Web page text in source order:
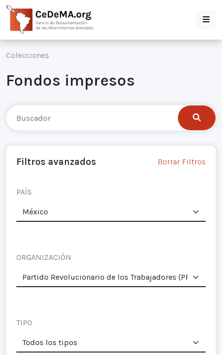
Colecciones
Fondos impresos
Filtros avanzados Borrar Filtros
PAÍS
ORGANIZACIÓN
TIPO